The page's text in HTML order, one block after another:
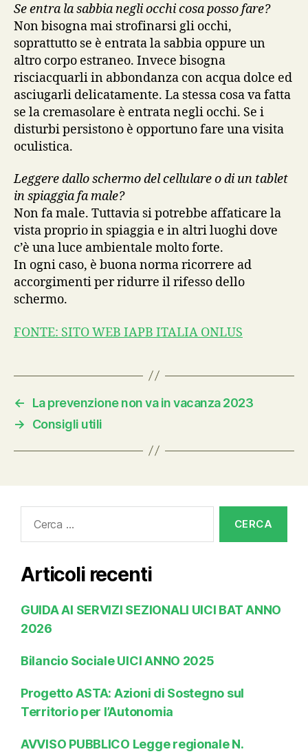
Se entra la sabbia negli occhi cosa posso fare?
Non bisogna mai strofinarsi gli occhi,
soprattutto se è entrata la sabbia oppure un
altro corpo estraneo. Invece bisogna
risciacquarli in abbondanza con acqua dolce ed
asciugarli delicatamente. La stessa cosa va fatta
se la cremasolare è entrata negli occhi. Se i
disturbi persistono è opportuno fare una visita
oculistica.
Leggere dallo schermo del cellulare o di un tablet
in spiaggia fa male?
Non fa male. Tuttavia si potrebbe affaticare la
vista proprio in spiaggia e in altri luoghi dove
c’è una luce ambientale molto forte.
In ogni caso, è buona norma ricorrere ad
accorgimenti per ridurre il rifesso dello
schermo.
FONTE: SITO WEB IAPB ITALIA ONLUS
←
La prevenzione non va in vacanza 2023
→
Consigli utili
Articoli recenti
GUIDA AI SERVIZI SEZIONALI UICI BAT ANNO
2026
Bilancio Sociale UICI ANNO 2025
Progetto ASTA: Azioni di Sostegno sul
Territorio per l’Autonomia
AVVISO PUBBLICO Legge regionale N.